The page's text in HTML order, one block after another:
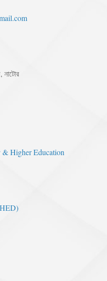
নাটোর
& Higher Education